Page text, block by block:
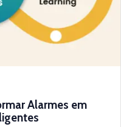
Alarmes em